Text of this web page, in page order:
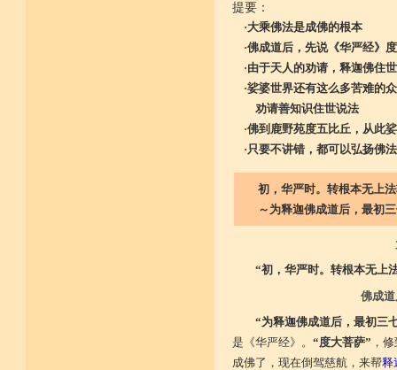
提要：
·大乘佛法是成佛的根本
·佛成道后，先说《华严经》
·由于天人的劝请，释迦佛住
·娑婆世界还有这么多苦难的
劝请善知识住世说法
·佛到鹿野苑度五比丘，从此
·只要不讲错，都可以弘扬佛法
初，华严时。转根本无上
～为释迦佛成道后，最初三
“初，华严时。转根本无上
佛成
“为释迦佛成道后，最初三
是《华严经》。 “度大菩萨” ，
成佛了，现在倒驾慈航，来帮释